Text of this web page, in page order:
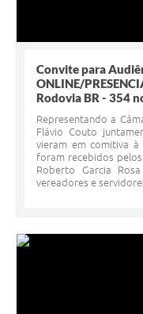
Convite para
ONLINE/
Rodovia BR - 354
Representando a
Flávio Couto
vieram em comitiva à
foram recebidos
Roberto Garcia
vereadores e